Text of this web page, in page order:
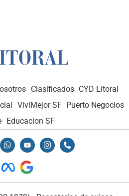
Clasificados CYD Litoral
VivíMejor SF Puerto Negocios
Educacion SF